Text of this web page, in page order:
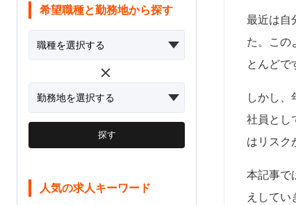
希望職種と勤務地から探す
探す
人気の求人キーワード
最近は自
た。この
とんどで
しかし
社員とし
はリスク
本記事で
えしてい